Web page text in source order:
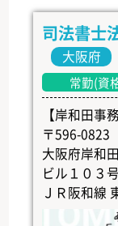
司法書士
大阪府
常勤(資
【岸和田事
〒596-0823
大阪府岸和
ビル１０３号
ＪＲ阪和線